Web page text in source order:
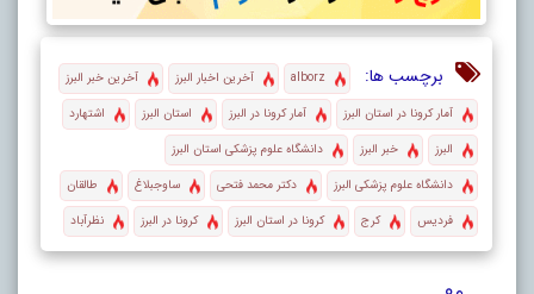
برچسب ها: alborz آخرین اخبار البرز
آخرین خبر البرز
آمار کرونا در استان البرز
آمار کرونا در البرز استان البرز
اشتهارد
البرز
خبر البرز
دانشگاه علوم پزشکی استان البرز
دانشگاه علوم پزشکی البرز
دکتر محمد فتحی ساوجبلاغ
طالقان
فردیس
کرج کرونا در استان البرز کرونا در البرز نظرآباد